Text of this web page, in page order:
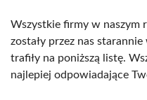
Wszystkie firmy w naszym
zostały przez nas
trafiły na poniższą listę.
najlepiej odpowiadające